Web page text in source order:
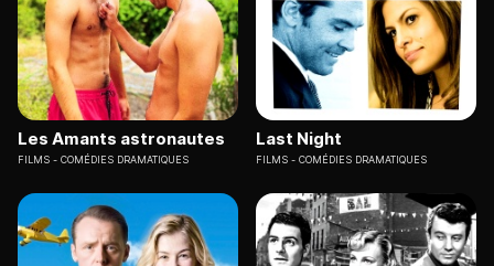
Les Amants astronautes
FILMS COMÉDIES DRAMATIQUES
Last Night
FILMS COMÉDIES DRAMATIQUES